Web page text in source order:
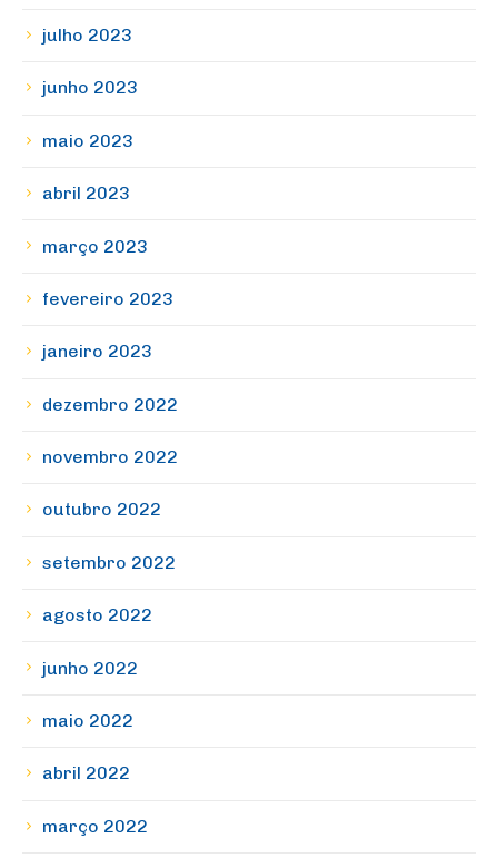
julho 2023
junho 2023
maio 2023
abril 2023
março 2023
fevereiro 2023
janeiro 2023
dezembro 2022
novembro 2022
outubro 2022
setembro 2022
agosto 2022
junho 2022
maio 2022
abril 2022
março 2022